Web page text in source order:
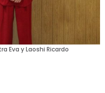
Eva y Laoshi Ricardo